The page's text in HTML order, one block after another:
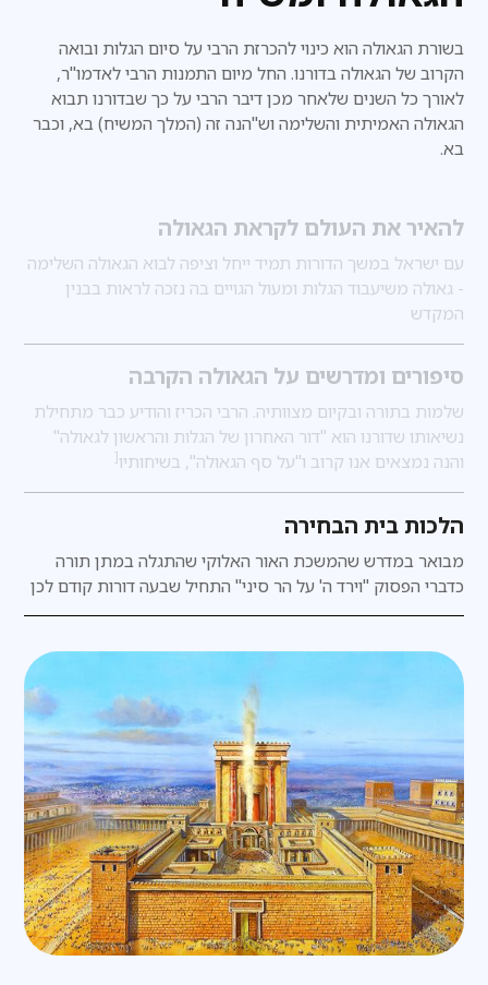
בשורת הגאולה הוא כינוי להכרזת הרבי על סיום הגלות ובואה
הקרוב של הגאולה בדורנו. החל מיום התמנות הרבי לאדמו"ר,
לאורך כל השנים שלאחר מכן דיבר הרבי על כך שבדורנו תבוא
הגאולה האמיתית והשלימה וש"הנה זה (המלך המשיח) בא, וכבר
בא.
להאיר את העולם לקראת הגאולה
עם ישראל במשך הדורות תמיד ייחל וציפה לבוא הגאולה השלימה
- גאולה משיעבוד הגלות ומעול הגויים בה נזכה לראות בבנין
המקדש
סיפורים ומדרשים על הגאולה הקרבה
שלמות בתורה ובקיום מצוותיה. הרבי הכריז והודיע כבר מתחילת
נשיאותו שדורנו הוא "דור האחרון של הגלות והראשון לגאולה"
והנה נמצאים אנו קרוב ו"על סף הגאולה", בשיחותיו[
הלכות בית הבחירה
מבואר במדרש שהמשכת האור האלוקי שהתגלה במתן תורה
כדברי הפסוק "וירד ה' על הר סיני" התחיל שבעה דורות קודם לכן